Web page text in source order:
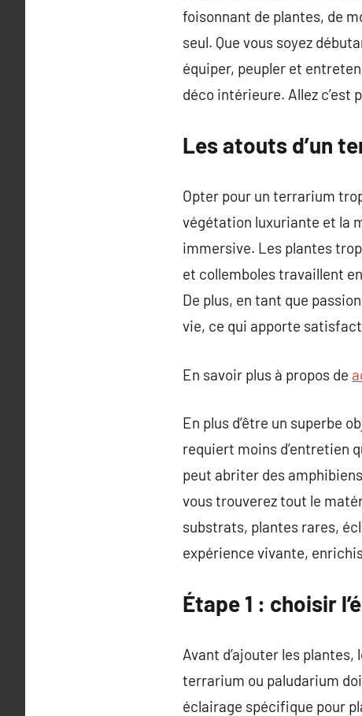
foisonnant de plantes, de
seul. Que vous soyez
équiper, peupler et
déco intérieure. Allez c’est
Les atouts d’un
Opter pour un terrarium
végétation luxuriante et la
immersive. Les plantes
et collemboles travaillent
De plus, en tant que
vie, ce qui apporte
En savoir plus à propos de
En plus d’être un superbe
requiert moins d’entretien
peut abriter des
vous trouverez tout le
substrats, plantes rares,
expérience vivante,
Étape 1 : choisir
Avant d’ajouter les
terrarium ou paludarium
éclairage spécifique pour